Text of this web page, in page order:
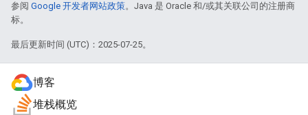
参阅 Google 开发者网站政策。Java 是 Oracle 和/或其关联公司的注册商
标。
最后更新时间 (UTC)：2025-07-25。
博客
堆栈概览